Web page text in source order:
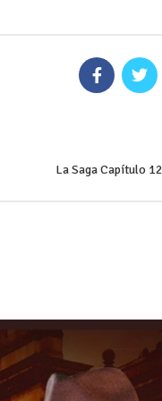
La Saga Capítulo